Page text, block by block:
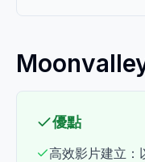
優點
高效影片建立：